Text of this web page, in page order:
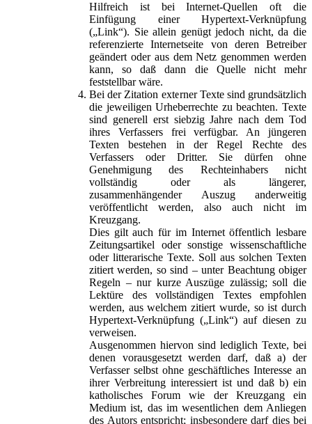
Hilfreich ist bei Internet-Quellen oft die
Einfügung einer Hypertext-Verknüpfung
(„Link“). Sie allein genügt jedoch nicht, da die
referenzierte Internetseite von deren Betreiber
geändert oder aus dem Netz genommen werden
kann, so daß dann die Quelle nicht mehr
feststellbar wäre.
Bei der Zitation externer Texte sind grundsätzlich
die jeweiligen Urheberrechte zu beachten. Texte
sind generell erst siebzig Jahre nach dem Tod
ihres Verfassers frei verfügbar. An jüngeren
Texten bestehen in der Regel Rechte des
Verfassers oder Dritter. Sie dürfen ohne
Genehmigung des Rechteinhabers nicht
vollständig oder als längerer,
zusammenhängender Auszug anderweitig
veröffentlicht werden, also auch nicht im
Kreuzgang.
Dies gilt auch für im Internet öffentlich lesbare
Zeitungsartikel oder sonstige wissenschaftliche
oder litterarische Texte. Soll aus solchen Texten
zitiert werden, so sind – unter Beachtung obiger
Regeln – nur kurze Auszüge zulässig; soll die
Lektüre des vollständigen Textes empfohlen
werden, aus welchem zitiert wurde, so ist durch
Hypertext-Verknüpfung („Link“) auf diesen zu
verweisen.
Ausgenommen hiervon sind lediglich Texte, bei
denen vorausgesetzt werden darf, daß a) der
Verfasser selbst ohne geschäftliches Interesse an
ihrer Verbreitung interessiert ist und daß b) ein
katholisches Forum wie der Kreuzgang ein
Medium ist, das im wesentlichen dem Anliegen
des Autors entspricht; insbesondere darf dies bei